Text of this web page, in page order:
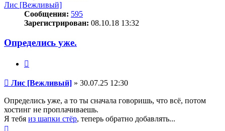
Лис [Вежливый]
Сообщения: 595
Зарегистрирован: 08.10.18 13:32
Определись уже.
Сообщение
Лис [Вежливый] » 30.07.25 12:30
Определись уже, а то ты сначала говоришь, что всё, потом
хостинг не проплачиваешь.
Я тебя из шапки стёр, теперь обратно добавлять...